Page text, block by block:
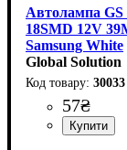
Автолампа GS
18SMD 12V
Samsung White
Global Solution
30033
57₴